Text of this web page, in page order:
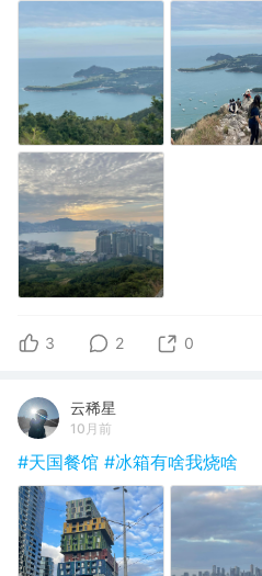
3 2 0
云稀星
10月前
#天国餐馆 #冰箱有啥我烧啥